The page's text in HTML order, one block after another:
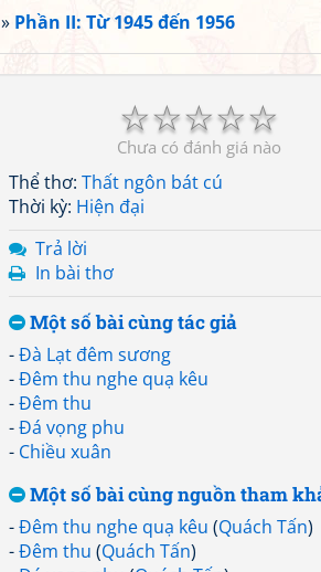
» Phần II: Từ 1945 đến 1956
☆
☆
☆
☆
☆
Chưa có đánh giá nào
Thể thơ: Thất ngôn bát cú
Thời kỳ: Hiện đại
Trả lời
In bài thơ
Một số bài cùng tác giả
-Đà Lạt đêm sương
-Đêm thu nghe quạ kêu
-Đêm thu
-Đá vọng phu
- Chiều xuân
Một số bài cùng nguồn tham
-Đêm thu nghe quạ kêu (Quách Tấn)
-Đêm thu (Quách Tấn)